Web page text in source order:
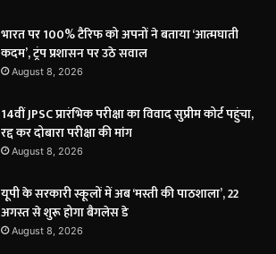
भारत पर 100% टैरिफ को अपनों ने बताया ‘आत्मघाती
कदम’, ट्रंप प्रशासन पर उठे सवाल
August 8, 2026
14वीं JPSC प्रारंभिक परीक्षा का विवाद सुप्रीम कोर्ट पहुंचा,
रद्द कर दोबारा परीक्षा की मांग
August 8, 2026
यूपी के सरकारी स्कूलों में अब ‘मस्ती की पाठशाला’, 22
अगस्त से शुरू होगा बैगलेस डे
August 8, 2026